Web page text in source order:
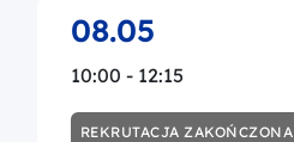
08.05
10:00 - 12:15
REKRUTACJA ZAKOŃCZONA